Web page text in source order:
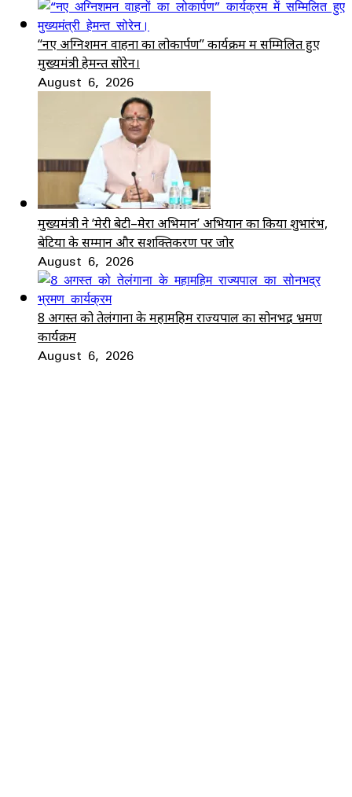
“नए अग्निशमन वाहनों का लोकार्पण” कार्यक्रम में सम्मिलित हुए
मुख्यमंत्री हेमन्त सोरेन।
August 6, 2026
मुख्यमंत्री ने ‘मेरी बेटी–मेरा अभिमान’ अभियान का किया शुभारंभ,
बेटियों के सम्मान और सशक्तिकरण पर जोर
August 6, 2026
8 अगस्त को तेलंगाना के महामहिम राज्यपाल का सोनभद्र भ्रमण
कार्यक्रम
August 6, 2026